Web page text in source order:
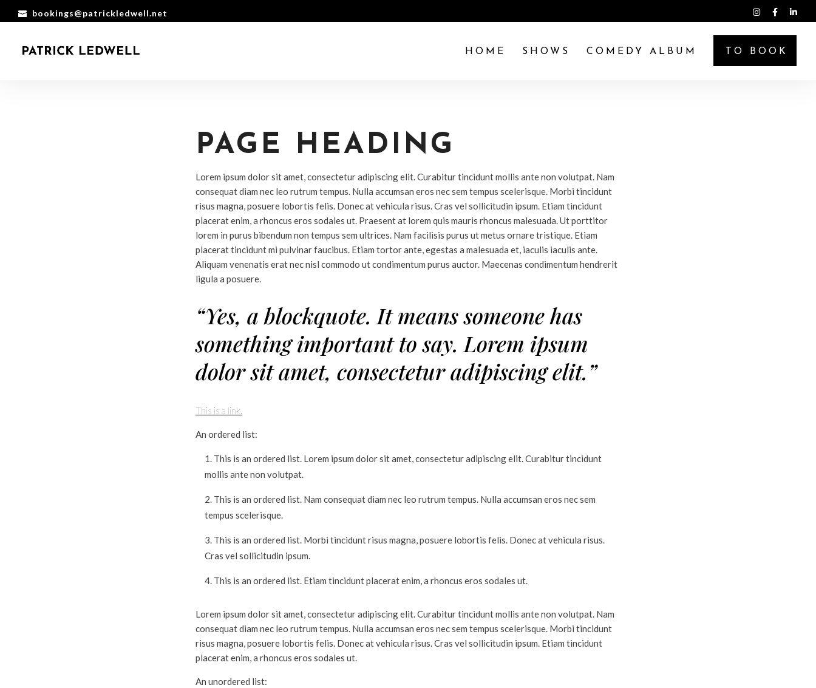
bookings@patrickledwell.net
HOME SHOWS COMEDY ALBUM TO BOOK
PAGE HEADING
Lorem ipsum dolor sit amet, consectetur adipiscing elit. Curabitur tincidunt mollis ante non volutpat. Nam
consequat diam nec leo rutrum tempus. Nulla accumsan eros nec sem tempus scelerisque. Morbi tincidunt
risus magna, posuere lobortis felis. Donec at vehicula risus. Cras vel sollicitudin ipsum. Etiam tincidunt
placerat enim, a rhoncus eros sodales ut. Praesent at lorem quis mauris rhoncus malesuada. Ut porttitor
lorem in purus bibendum non tempus sem ultrices. Nam facilisis purus ut metus ornare tristique. Etiam
placerat tincidunt mi pulvinar faucibus. Etiam tortor ante, egestas a malesuada et, iaculis iaculis ante.
Aliquam venenatis erat nec nisl commodo ut condimentum purus auctor. Maecenas condimentum hendrerit
ligula a posuere.
“Yes, a blockquote. It means someone has
something important to say. Lorem ipsum
dolor sit amet, consectetur adipiscing elit.”
This is a link.
An ordered list:
This is an ordered list. Lorem ipsum dolor sit amet, consectetur adipiscing elit. Curabitur tincidunt
mollis ante non volutpat.
This is an ordered list. Nam consequat diam nec leo rutrum tempus. Nulla accumsan eros nec sem
tempus scelerisque.
This is an ordered list. Morbi tincidunt risus magna, posuere lobortis felis. Donec at vehicula risus.
Cras vel sollicitudin ipsum.
This is an ordered list. Etiam tincidunt placerat enim, a rhoncus eros sodales ut.
Lorem ipsum dolor sit amet, consectetur adipiscing elit. Curabitur tincidunt mollis ante non volutpat. Nam
consequat diam nec leo rutrum tempus. Nulla accumsan eros nec sem tempus scelerisque. Morbi tincidunt
risus magna, posuere lobortis felis. Donec at vehicula risus. Cras vel sollicitudin ipsum. Etiam tincidunt
placerat enim, a rhoncus eros sodales ut.
An unordered list: